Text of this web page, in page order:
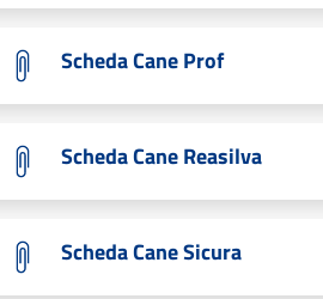
Scheda Cane Prof
Scheda Cane Reasilva
Scheda Cane Sicura